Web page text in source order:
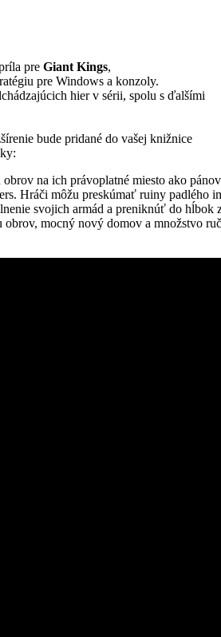
pre Giant Kings,
pre Windows a konzoly.
hier v sérii, spolu s ďalšími
bude pridané do vašej knižnice
na ich právoplatné miesto ako
Hráči môžu preskúmať ruiny padlého
svojich armád a preniknúť do hĺbok
mocný nový domov a množstvo